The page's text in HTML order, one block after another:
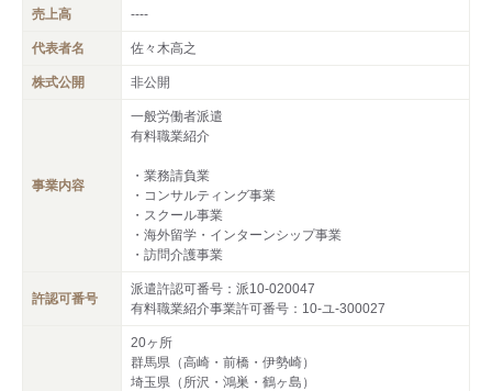
売上高 ----
代表者名 佐々木高之
株式公開 非公開
事業内容
一般労働者派遣
有料職業紹介
・業務請負業
・コンサルティング事業
・スクール事業
・海外留学・インターンシップ事業
・訪問介護事業
許認可番号
派遣許認可番号：派10-020047
有料職業紹介事業許可番号：10-ユ-300027
20ヶ所
群馬県（高崎・前橋・伊勢崎）
埼玉県（所沢・鴻巣・鶴ヶ島）